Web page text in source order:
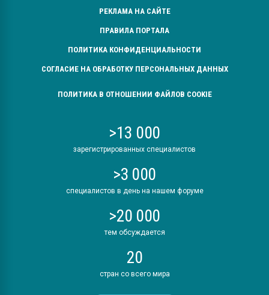
РЕКЛАМА НА САЙТЕ
ПРАВИЛА ПОРТАЛА
ПОЛИТИКА КОНФИДЕНЦИАЛЬНОСТИ
СОГЛАСИЕ НА ОБРАБОТКУ ПЕРСОНАЛЬНЫХ ДАННЫХ
ПОЛИТИКА В ОТНОШЕНИИ ФАЙЛОВ COOKIE
>13 000
зарегистрированных специалистов
>3 000
специалистов в день на нашем форуме
>20 000
тем обсуждается
20
стран со всего мира